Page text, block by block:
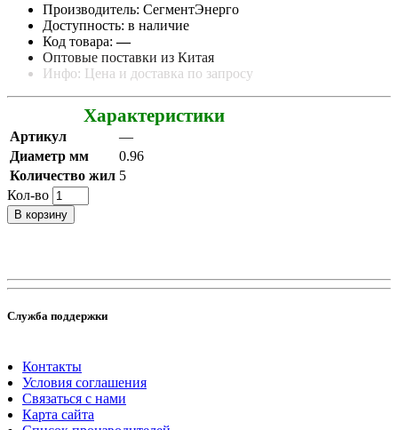
Производитель: СегментЭнерго
Доступность: в наличие
Код товара:—
Оптовые поставки из Китая
Инфо: Цена и доставка по запросу
Характеристики
Артикул
—
Диаметр мм
0.96
Количество жил 5
Кол-во
В корзину
Служба поддержки
Контакты
Условия соглашения
Связаться с нами
Карта сайта